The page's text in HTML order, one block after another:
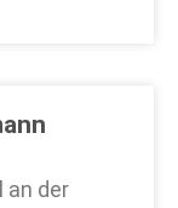
an der